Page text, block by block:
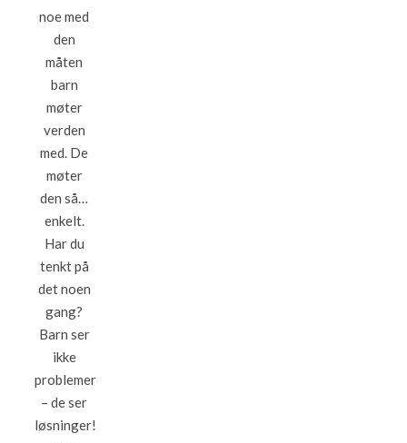
noe med
den
måten
barn
møter
verden
med. De
møter
den så…
enkelt.
Har du
tenkt på
det noen
gang?
Barn ser
ikke
problemer
– de ser
løsninger!